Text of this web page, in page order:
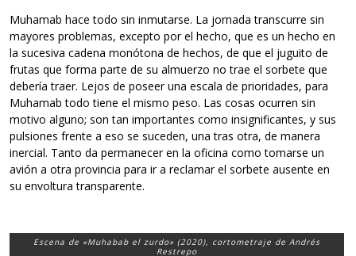
Muhamab hace todo sin inmutarse. La jornada transcurre sin
mayores problemas, excepto por el hecho, que es un hecho en
la sucesiva cadena monótona de hechos, de que el juguito de
frutas que forma parte de su almuerzo no trae el sorbete que
debería traer. Lejos de poseer una escala de prioridades, para
Muhamab todo tiene el mismo peso. Las cosas ocurren sin
motivo alguno; son tan importantes como insignificantes, y sus
pulsiones frente a eso se suceden, una tras otra, de manera
inercial. Tanto da permanecer en la oficina como tomarse un
avión a otra provincia para ir a reclamar el sorbete ausente en
su envoltura transparente.
Escena de «Muhabab el zurdo» (2020), cortometraje de Andrés
Restrepo